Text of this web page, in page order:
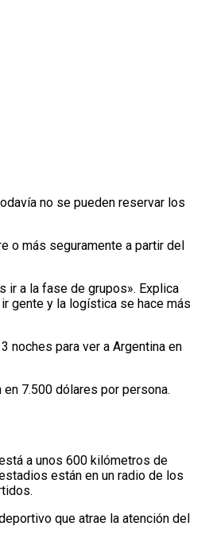
no se pueden reservar los
o más seguramente a partir del
ir a la fase de grupos». Explica
gente y la logística se hace más
noches para ver a Argentina en
7.500 dólares por persona.
a unos 600 kilómetros de
están en un radio de los
que atrae la atención del